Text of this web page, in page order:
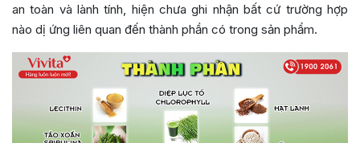
an toàn và lành tính, hiện chưa ghi nhận bất cứ trường hợp
nào dị ứng liên quan đến thành phần có trong sản phẩm.